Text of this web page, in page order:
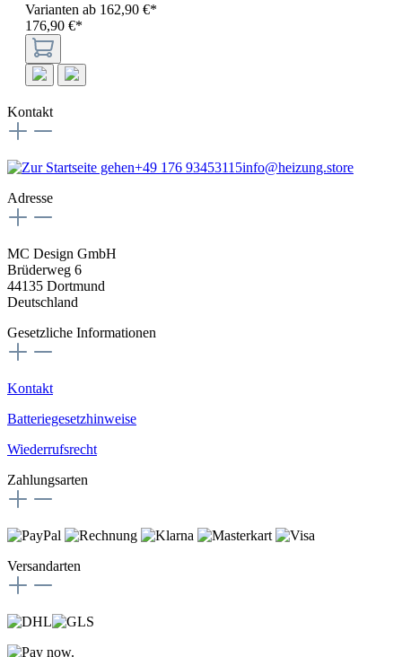
Varianten ab 162,90 €*
176,90 €*
Kontakt
+49 176 93453115info@heizung.store
Adresse
MC Design GmbH
Brüderweg 6
44135 Dortmund
Deutschland
Gesetzliche Informationen
Kontakt
Batteriegesetzhinweise
Wiederrufsrecht
Zahlungsarten
Versandarten